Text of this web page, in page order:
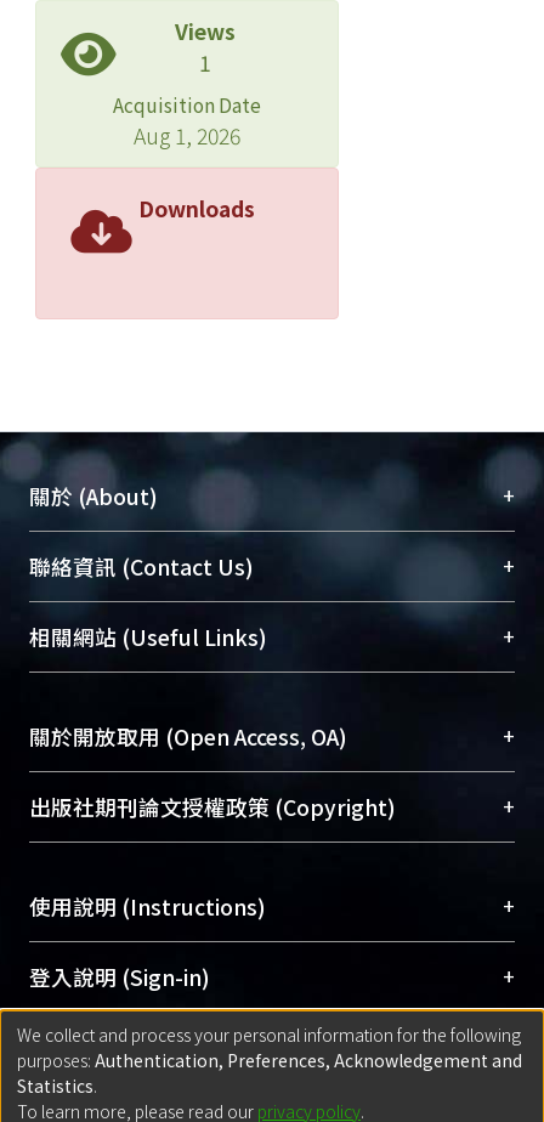
Views
1
Acquisition Date
Aug 1, 2026
Downloads
關於 (About) +
臺大位居世界頂尖大學之列，為永久珍藏及向國際
展現本校豐碩的研究成果及學術能量，圖書館整合
機構典藏（NTUR）與學術庫（AH）不同功能平
台，成為臺大學術典藏NTU scholars。期能整合研
成果。
To permanently archive and promote researcher
profiles and scholarly works, Library integrates the
services of “NTU Repository” with “Academic
聯絡資訊 (Contact Us) +
總館學科館員(Main Library)
醫學圖書館學科館員(Medical Library)
Sciences Library)
相關網站 (Useful Links) +
關於開放取用 (Open Access, OA) +
開放取用是從使用者角度提升資訊取用性的社會運
動，應用在學術研究上是透過將研究著作公開供使
用逐年攀升。同時可加速研究發展、提升研究影響
Archive）平台。 （點選深入了解OA）
出版社期刊論文授權政策 (Copyright) +
含部分內容的版權非匯入者所有，或由第三方贊
助與合作完成，請確認該版權所有者及第三方同
意提供此授權。
Please represent that the submission is your
original work, and that you have the right to
grant the rights to upload.
若欲上傳已出版的全文電子檔，可使用
使用說明 (Instructions) +
網站簡介(Quickstart Guide)
使用手冊(Instruction Manual)
線上預約服務(Booking Service)
登入說明 (Sign-in) +
方案一：臺灣大學計算機中心帳號登入
(With C&INC Email Account)
方案二：ORCID帳號登入(With ORCID)
匯入著作 (Submission) +
We collect and process your personal information for the following
purposes: Authentication, Preferences, Acknowledgement and
Statistics.
To learn more, please read our privacy policy.